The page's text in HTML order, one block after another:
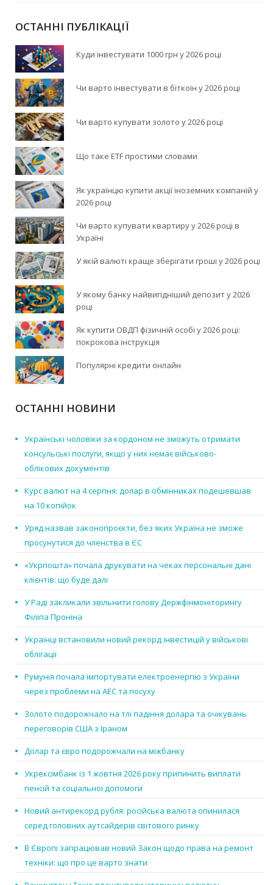
ОСТАННІ ПУБЛІКАЦІЇ
Куди інвестувати 1000 грн у 2026 році
Чи варто інвестувати в біткоїн у 2026 році
Чи варто купувати золото у 2026 році
Що таке ETF простими словами
Як українцю купити акції іноземних компаній у
2026 році
Чи варто купувати квартиру у 2026 році в
Україні
У якій валюті краще зберігати гроші у 2026 році
У якому банку найвигідніший депозит у 2026
році
Як купити ОВДП фізичній особі у 2026 році:
покрокова інструкція
Популярні кредити онлайн
ОСТАННІ НОВИНИ
Українські чоловіки за кордоном не зможуть отримати
консульські послуги, якщо у них немає військово-
облікових документів
Курс валют на 4 серпня: долар в обмінниках подешевшав
на 10 копійок
Уряд назвав законопроєкти, без яких Україна не зможе
просунутися до членства в ЄС
«Укрпошта» почала друкувати на чеках персональні дані
клієнтів: що буде далі
У Раді закликали звільнити голову Держфінмоніторингу
Філіпа Проніна
Українці встановили новий рекорд інвестицій у військові
облігації
Румунія почала імпортувати електроенергію з України
через проблеми на АЕС та посуху
Золото подорожчало на тлі падіння долара та очікувань
переговорів США з Іраном
Долар та євро подорожчали на міжбанку
Укрексімбанк із 1 жовтня 2026 року припинить виплати
пенсій та соціальної допомоги
Новий антирекорд рубля: російська валюта опинилася
серед головних аутсайдерів світового ринку
В Європі запрацював новий Закон щодо права на ремонт
техніки: що про це варто знати